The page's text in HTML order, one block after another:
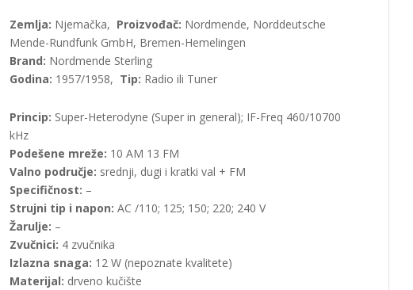
Zemlja: Njemačka, Proizvođač: Nordmende, Norddeutsche
Mende-Rundfunk GmbH, Bremen-Hemelingen
Brand: Nordmende Sterling
Godina: 1957/1958, Tip: Radio ili Tuner
Princip: Super-Heterodyne (Super in general); IF-Freq 460/10700
kHz
Podešene mreže: 10 AM 13 FM
Valno područje: srednji, dugi i kratki val + FM
Specifičnost: –
Strujni tip i napon: AC /110; 125; 150; 220; 240 V
Žarulje: –
Zvučnici: 4 zvučnika
Izlazna snaga: 12 W (nepoznate kvalitete)
Materijal: drveno kučište